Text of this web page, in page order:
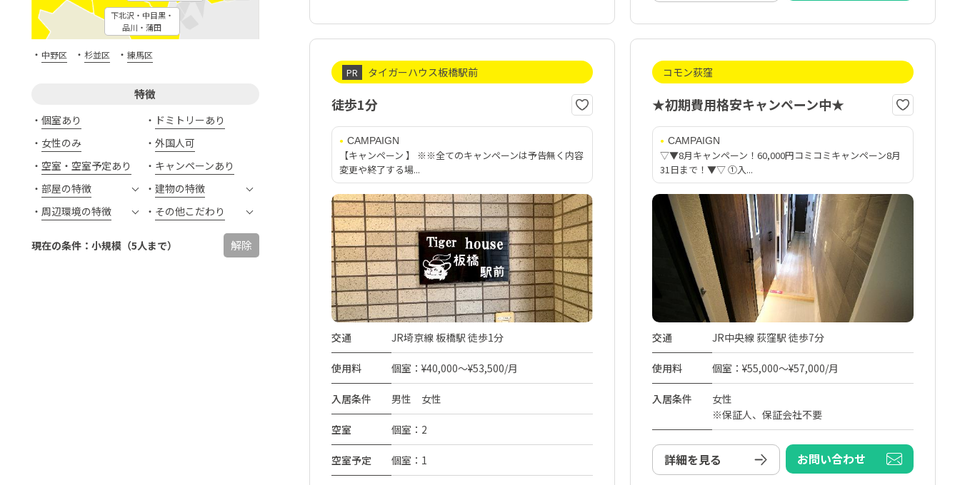
下北沢・中目黒・
品川・蒲田
・ 中野区 ・ 杉並区 ・ 練馬区
特徴
個室あり
ドミトリーあり
女性のみ
外国人可
空室・空室予定あり
キャンペーンあり
部屋の特徴
建物の特徴
周辺環境の特徴
その他こだわり
現在の条件：小規模（5人まで） 解除
PR タイガーハウス板橋駅前
徒歩1分
CAMPAIGN
【キャンペーン 】 ※※全てのキャンペーンは予告無く内容
変更や終了する場...
交通 JR埼京線 板橋駅 徒歩1分
使用料 個室：¥40,000～¥53,500/月
入居条件 男性 女性
空室 個室：2
空室予定 個室：1
コモン荻窪
★初期費用格安キャンペーン中★
CAMPAIGN
▽▼8月キャンペーン！60,000円コミコミキャンペーン8月
31日まで！▼▽ ①入...
交通 JR中央線 荻窪駅 徒歩7分
使用料 個室：¥55,000～¥57,000/月
入居条件
女性
※保証人、保証会社不要
詳細を見る お問い合わせ